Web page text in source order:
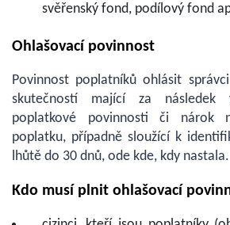
svěřenský fond, podílový fond
Ohlašovací povinnost
Povinnost poplatníků ohlásit
skutečností mající za následek
poplatkové povinnosti či nárok
poplatku, případně sloužící k
lhůtě do 30 dnů, ode kde, kdy nastala.
Kdo musí plnit ohlašovací